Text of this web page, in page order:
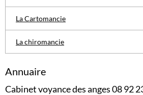
La Cartomancie
La chiromancie
Annuaire
Cabinet voyance des anges 08 92